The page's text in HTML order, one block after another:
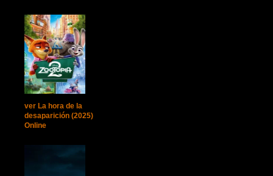
ver La hora de la
desaparición (2025)
Online